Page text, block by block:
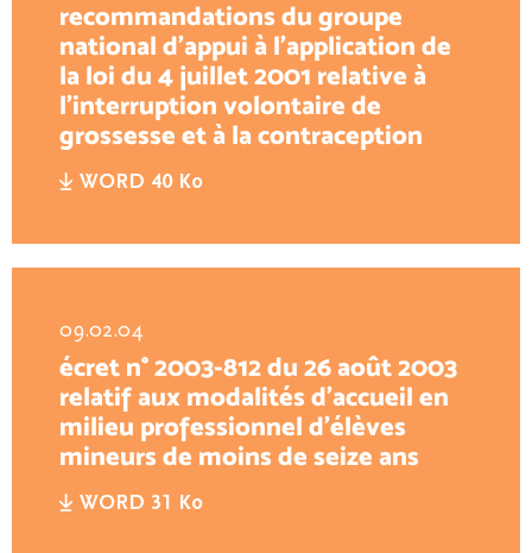
recommandations du groupe
national d’appui à l’application de
la loi du 4 juillet 2001 relative à
l’interruption volontaire de
grossesse et à la contraception
WORD 40 Ko
09.02.04
écret n° 2003-812 du 26 août 2003
relatif aux modalités d’accueil en
milieu professionnel d’élèves
mineurs de moins de seize ans
WORD 31 Ko